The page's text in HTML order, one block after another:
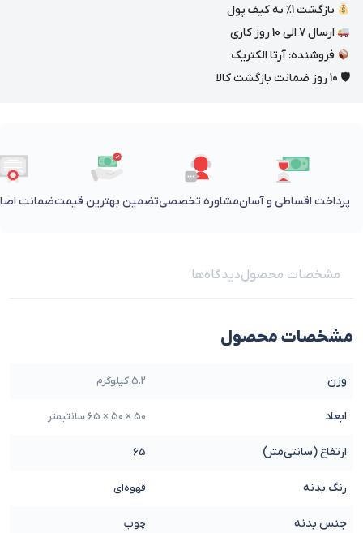
بازگشت 1٪ به کیف پول
ارسال 7 الی 10 روز کاری
فروشنده: آرتا الکتریک
🛡 10 روز ضمانت بازگشت کالا
پرداخت اقساطی و آسانمشاوره تخصصیتضمین بهترین قیمتضمانت
مشخصات محصولدیدگاه‌ها
مشخصات محصول
وزن 5.2 کیلوگرم
ابعاد 50 × 50 × 65 سانتیمتر
ارتفاع (سانتی‌متر) 65
رنگ بدنه قهوه‌ای
جنس بدنه چوب